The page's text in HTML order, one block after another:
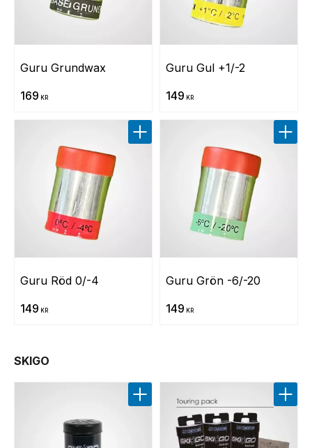
Guru Grundwax
169 KR
Guru Gul +1/-2
149 KR
Guru Röd 0/-4
149 KR
Lägg till i favoriter
Guru Grön -6/-20
149 KR
Lägg
SKIGO
Lägg till i favoriter Lägg